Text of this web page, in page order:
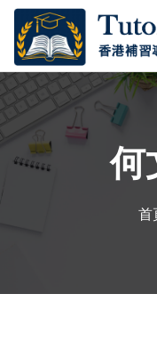
為小學、中學及公開試
何
首